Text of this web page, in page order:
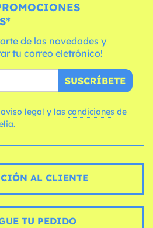
de las novedades y
tu correo eletrónico!
SUSCRÍBETE
legal y las condiciones
AL CLIENTE
TU PEDIDO